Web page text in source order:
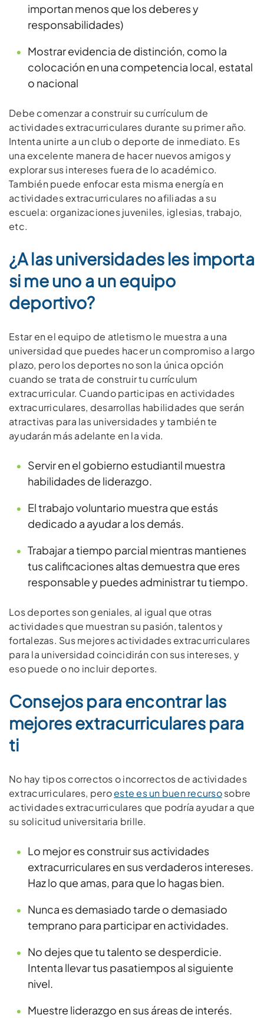
importan menos que los deberes y
responsabilidades)
Mostrar evidencia de distinción, como la
colocación en una competencia local, estatal
o nacional
Debe comenzar a construir su currículum de
actividades extracurriculares durante su primer año.
Intenta unirte a un club o deporte de inmediato. Es
una excelente manera de hacer nuevos amigos y
explorar sus intereses fuera de lo académico.
También puede enfocar esta misma energía en
actividades extracurriculares no afiliadas a su
escuela: organizaciones juveniles, iglesias, trabajo,
etc.
¿A las universidades les importa
si me uno a un equipo
deportivo?
Estar en el equipo de atletismo le muestra a una
universidad que puedes hacer un compromiso a largo
plazo, pero los deportes no son la única opción
cuando se trata de construir tu currículum
extracurricular. Cuando participas en actividades
extracurriculares, desarrollas habilidades que serán
atractivas para las universidades y también te
ayudarán más adelante en la vida.
Servir en el gobierno estudiantil muestra
habilidades de liderazgo.
El trabajo voluntario muestra que estás
dedicado a ayudar a los demás.
Trabajar a tiempo parcial mientras mantienes
tus calificaciones altas demuestra que eres
responsable y puedes administrar tu tiempo.
Los deportes son geniales, al igual que otras
actividades que muestran su pasión, talentos y
fortalezas. Sus mejores actividades extracurriculares
para la universidad coincidirán con sus intereses, y
eso puede o no incluir deportes.
Consejos para encontrar las
mejores extracurriculares para
ti
No hay tipos correctos o incorrectos de actividades
extracurriculares, peroeste es un buen recursosobre
actividades extracurriculares que podría ayudar a que
su solicitud universitaria brille.
Lo mejor es construir sus actividades
extracurriculares en sus verdaderos intereses.
Haz lo que amas, para que lo hagas bien.
Nunca es demasiado tarde o demasiado
temprano para participar en actividades.
No dejes que tu talento se desperdicie.
Intenta llevar tus pasatiempos al siguiente
nivel.
Muestre liderazgo en sus áreas de interés.